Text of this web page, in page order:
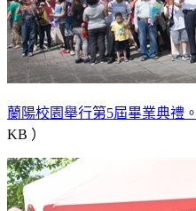
蘭陽校園舉行第5屆畢業典禮。
KB ）